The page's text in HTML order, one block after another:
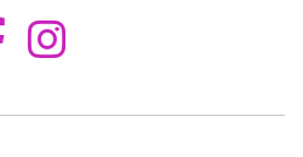
Aceder ao